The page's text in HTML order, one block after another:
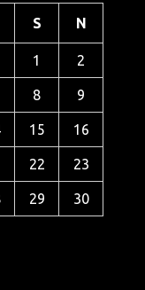
S N
1 2
8 9
15 16
22 23
29 30